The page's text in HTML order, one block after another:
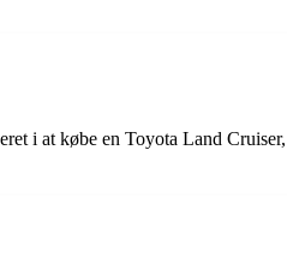
i at købe en Toyota Land